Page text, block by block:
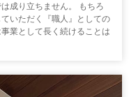
成り立ちません。 もちろ
いただく『職人』としての
業として長く続けることは